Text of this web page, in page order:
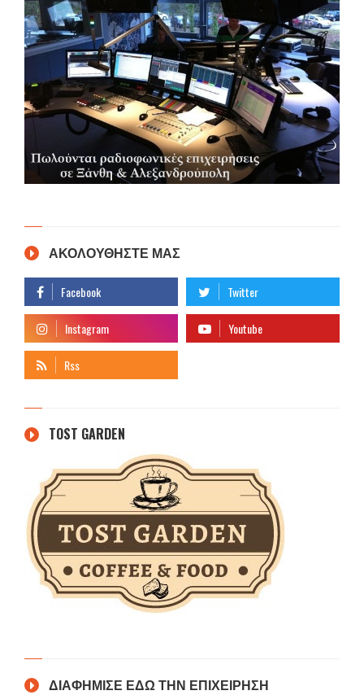
ΑΚΟΛΟΥΘΗΣΤΕ ΜΑΣ
TOST GARDEN
ΔΙΑΦΗΜΙΣΕ ΕΔΩ ΤΗΝ ΕΠΙΧΕΙΡΗΣΗ